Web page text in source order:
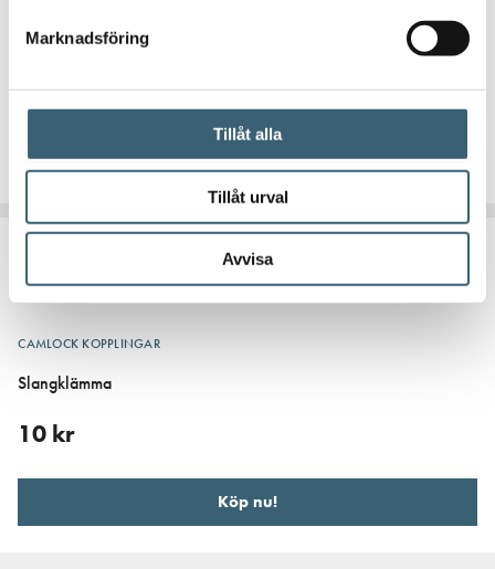
Marknadsföring
Tillåt alla
Tillåt urval
Avvisa
CAMLOCK KOPPLINGAR
Slangklämma
10 kr
Köp nu!